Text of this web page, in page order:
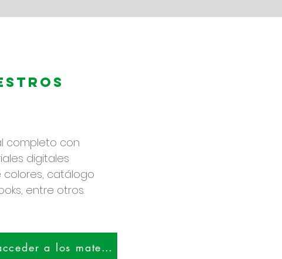
completo con
digitales
colores, catálogo
entre otros.
¡Haga clic aquí para acceder a los materiales!